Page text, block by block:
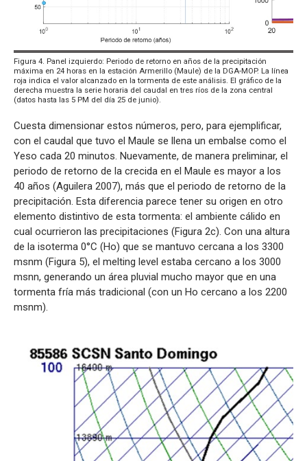
Figura 4. Panel izquierdo: Periodo de retorno en años de la precipitación
máxima en 24 horas en la estación Armerillo (Maule) de la DGA-MOP. La línea
roja indica el valor alcanzado en la tormenta de este análisis. El gráfico de la
derecha muestra la serie horaria del caudal en tres ríos de la zona central
(datos hasta las 5 PM del día 25 de junio).
Cuesta dimensionar estos números, pero, para ejemplificar,
con el caudal que tuvo el Maule se llena un embalse como el
Yeso cada 20 minutos. Nuevamente, de manera preliminar, el
periodo de retorno de la crecida en el Maule es mayor a los
40 años (Aguilera 2007), más que el periodo de retorno de la
precipitación. Esta diferencia parece tener su origen en otro
elemento distintivo de esta tormenta: el ambiente cálido en
cual ocurrieron las precipitaciones (Figura 2c). Con una altura
de la isoterma 0°C (Ho) que se mantuvo cercana a los 3300
msnm (Figura 5), el melting level estaba cercano a los 3000
msnn, generando un área pluvial mucho mayor que en una
tormenta fría más tradicional (con un Ho cercano a los 2200
msnm).